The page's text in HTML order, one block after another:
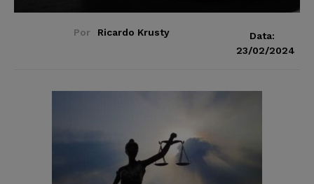
Por Ricardo Krusty
Data:
23/02/2024